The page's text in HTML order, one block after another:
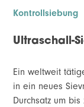
Kontrollsiebung
Ultraschall-
Ein weltweit
in ein neues
Durchsatz um